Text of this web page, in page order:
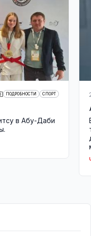
ПОДРОБНОСТИ СПОРТ
в Абу-Даби